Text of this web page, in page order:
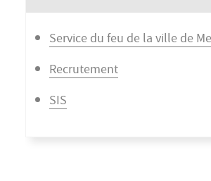
Service du feu de la ville de
Recrutement
SIS